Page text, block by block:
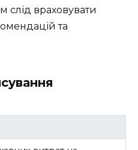
слід враховувати
та